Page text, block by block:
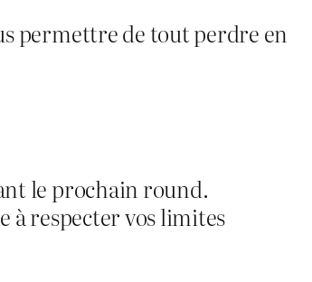
permettre de tout perdre en
le prochain round.
à respecter vos limites